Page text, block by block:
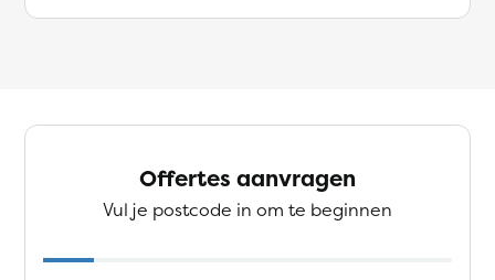
Offertes aanvragen
Vul je postcode in om te beginnen